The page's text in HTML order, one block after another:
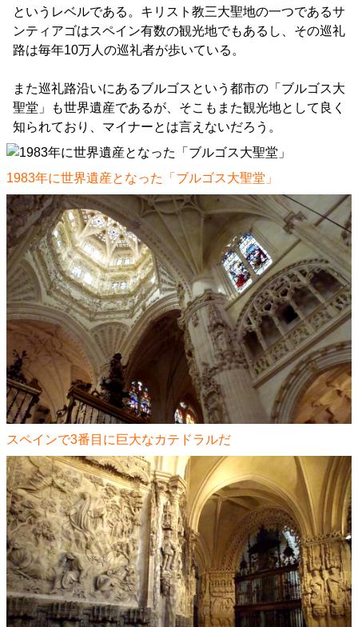
というレベルである。キリスト教三大聖地の一つであるサ
ンティアゴはスペイン有数の観光地でもあるし、その巡礼
路は毎年10万人の巡礼者が歩いている。
また巡礼路沿いにあるブルゴスという都市の「ブルゴス大
聖堂」も世界遺産であるが、そこもまた観光地として良く
知られており、マイナーとは言えないだろう。
1983年に世界遺産となった「ブルゴス大聖堂」
スペインで3番目に巨大なカテドラルだ